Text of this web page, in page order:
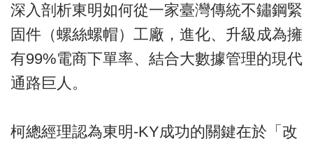
深入剖析東明如何從一家臺灣傳統不鏽鋼緊
固件（螺絲螺帽）工廠，進化、升級成為擁
有99%電商下單率、結合大數據管理的現代
通路巨人。
柯總經理認為東明-KY成功的關鍵在於「改